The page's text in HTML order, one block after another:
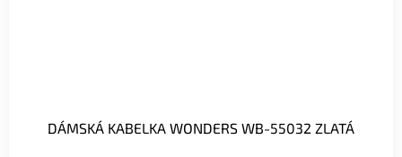
DÁMSKÁ KABELKA WONDERS WB-55032 ZLATÁ